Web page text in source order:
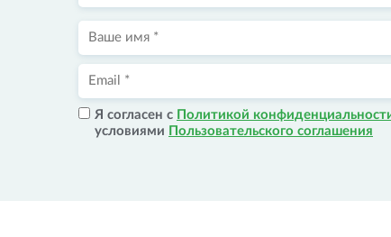
Я согласен с Политикой
условиями Пользовательского соглашения